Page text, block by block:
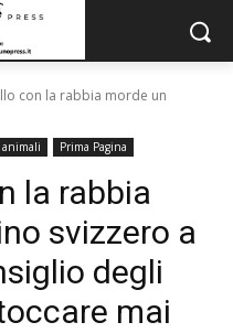
con la rabbia morde un
Prima Pagina
la rabbia
svizzero a
degli
mai